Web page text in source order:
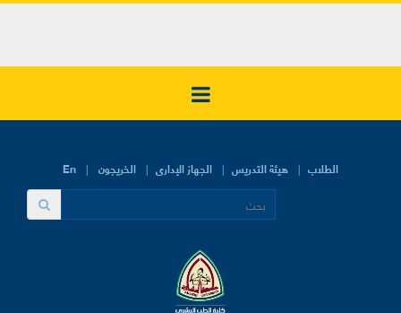
En الطلاب هيئة التدريس الجهاز الإدارى الخريجون